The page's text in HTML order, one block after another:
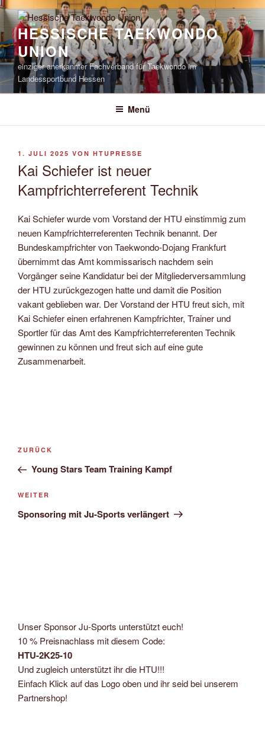
Zum
Inhalt
springenHESSISCHE TAEKWONDO
UNION
einziger anerkannter Fachverband für Taekwondo im
Landessportbund Hessen
Menü
VERÖFFENTLICHT
1. JULI 2025 VON HTUPRESSE
Kai Schiefer ist neuer
Kampfrichterreferent Technik
Kai Schiefer wurde vom Vorstand der HTU einstimmig zum
neuen Kampfrichterreferenten Technik benannt. Der
Bundeskampfrichter von Taekwondo-Dojang Frankfurt
übernimmt das Amt kommissarisch nachdem sein
Vorgänger seine Kandidatur bei der Mitgliederversammlung
der HTU zurückgezogen hatte und damit die Position
vakant geblieben war. Der Vorstand der HTU freut sich, mit
Kai Schiefer einen erfahrenen Kampfrichter, Trainer und
Sportler für das Amt des Kampfrichterreferenten Technik
gewinnen zu können und freut sich auf eine gute
Zusammenarbeit.
Beitragsnavigation
Vorheriger
Beitrag
ZURÜCK
Young Stars Team Training Kampf
Nächster
Beitrag
WEITER
Sponsoring mit Ju-Sports verlängert
Unser Sponsor Ju-Sports unterstützt euch!
10 % Preisnachlass mit diesem Code:
HTU-2K25-10
Und zugleich unterstützt ihr die HTU!!!
Einfach Klick auf das Logo oben und ihr seid bei unserem
Partnershop!